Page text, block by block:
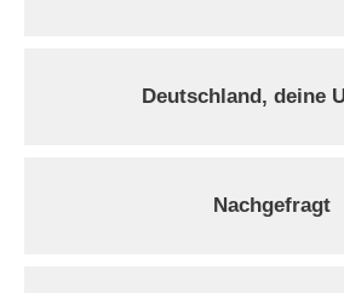
Deutschland, deine
Nachgefragt